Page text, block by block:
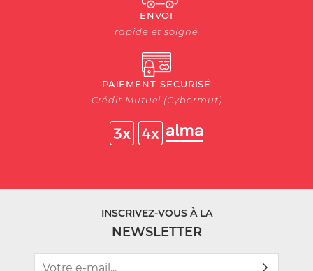
ENVOI
rapide et soigné
PAIEMENT SECURISÉ
Crédit Mutuel (Cybermut)
INSCRIVEZ-VOUS À LA
NEWSLETTER